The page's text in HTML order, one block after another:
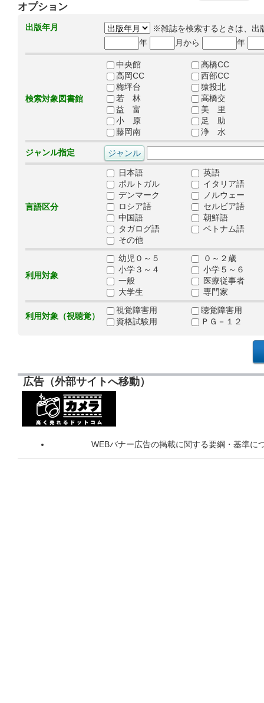
オプション
出版年月
※雑誌を検索するときは、出
年
月から 年
検索対象図書館
中央館
高橋CC
高岡CC
西部CC
梅坪台
猿投北
若 林
高橋交
益 富
美 里
小 原
足 助
藤岡南
浄 水
ジャンル指定
言語区分
日本語
英語
ポルトガル
イタリア語
デンマーク
ノルウェー
ロシア語
セルビア語
中国語
朝鮮語
タガログ語
ベトナム語
その他
利用対象
幼児０～５
０～２歳
小学３～４
小学５～６
一般
医療従事者
大学生
専門家
利用対象（視聴覚）
視覚障害用
聴覚障害用
資格試験用
ＰＧ－１２
広告（外部サイトへ移動）
WEBバナー広告の掲載に関する要綱・基準に